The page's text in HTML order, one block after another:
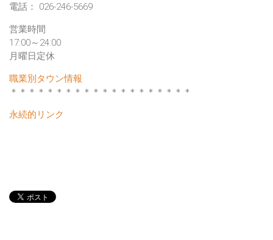
電話： 026-246-5669
営業時間
17:00～24:00
月曜日定休
職業別タウン情報
＊＊＊＊＊＊＊＊＊＊＊＊＊＊＊＊＊＊＊＊
永続的リンク